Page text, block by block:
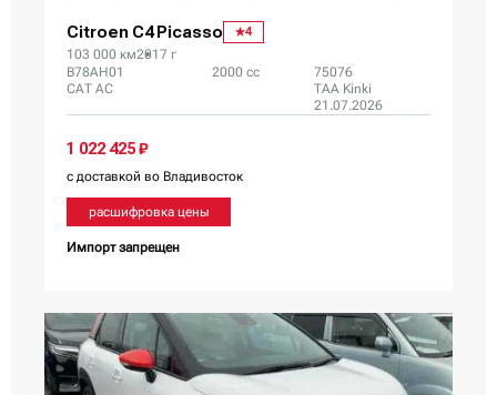
Citroen C4 Picasso 4
103 000 км2017 г
B78AH01
CAT AC
2000 сс
75076
TAA Kinki
21.07.2026
1 022 425 ₽
с доставкой во Владивосток
расшифровка цены
Импорт запрещен